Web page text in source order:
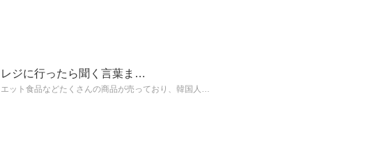
ジに行ったら聞く言葉ま…
ット食品などたくさんの商品が売っており、韓国人…